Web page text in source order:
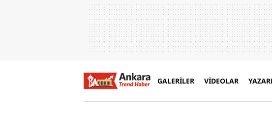
GALERİLER VİDEOLAR